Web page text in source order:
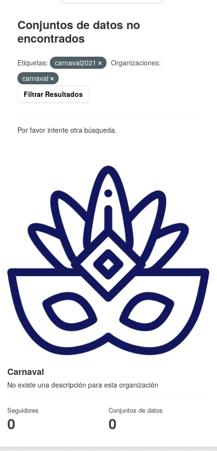
Carnaval
No existe una descripción para esta organización
Seguidores
0
Conjuntos de datos
0
Conjuntos de datos no
encontrados
Etiquetas: carnaval2021
Organizaciones:
carnaval
Filtrar Resultados
Por favor intente otra búsqueda.